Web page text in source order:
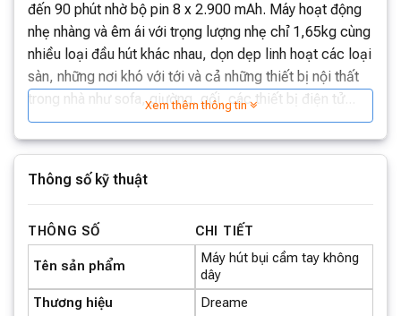
đến 90 phút nhờ bộ pin 8 x 2.900 mAh. Máy hoạt động
nhẹ nhàng và êm ái với trọng lượng nhẹ chỉ 1,65kg cùng
nhiều loại đầu hút khác nhau, dọn dẹp linh hoạt các loại
sàn, những nơi khó với tới và cả những thiết bị nội thất
trong nhà như sofa, giường, gối, các thiết bị điện tử...
Bên cạnh đó, sản phẩm có màn hình thông minh hiển thị
cho phù hợp với mọi loại sàn cần vệ sinh, từ sàn gạch,
dây thông minh Dreame R10 còn sở hữu bộ lọc nhiều
lớp giúp giữ chặt 99,9% bụi bẩn và cả bụi mịn, giúp
bảo vệ sức khỏe cả gia đình. Ngoài ra, bộ lọc bụi còn
có thể vệ sinh và tái sử dụng dễ dàng.
Xem thêm thông tin
Thông số kỹ thuật
THÔNG SỐ CHI TIẾT
Tên sản phẩm
Máy hút bụi cầm tay không
dây
Thương hiệu
Dreame